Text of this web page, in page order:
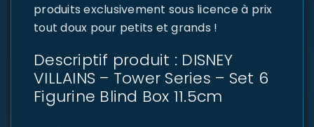
produits exclusivement sous licence à prix
tout doux pour petits et grands !
Descriptif produit : DISNEY
VILLAINS – Tower Series – Set 6
Figurine Blind Box 11.5cm